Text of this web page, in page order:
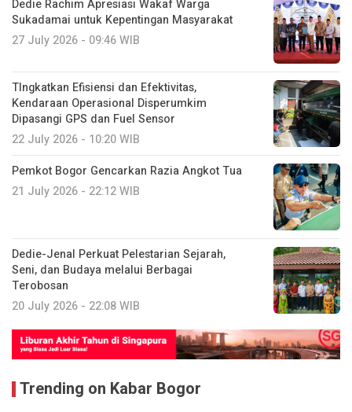
Dedie Rachim Apresiasi Wakaf Warga
Sukadamai untuk Kepentingan Masyarakat
27 July 2026 - 09:46 WIB
TIngkatkan Efisiensi dan Efektivitas,
Kendaraan Operasional Disperumkim
Dipasangi GPS dan Fuel Sensor
22 July 2026 - 10:20 WIB
Pemkot Bogor Gencarkan Razia Angkot Tua
21 July 2026 - 22:12 WIB
Dedie-Jenal Perkuat Pelestarian Sejarah,
Seni, dan Budaya melalui Berbagai
Terobosan
20 July 2026 - 22:08 WIB
Trending on Kabar Bogor